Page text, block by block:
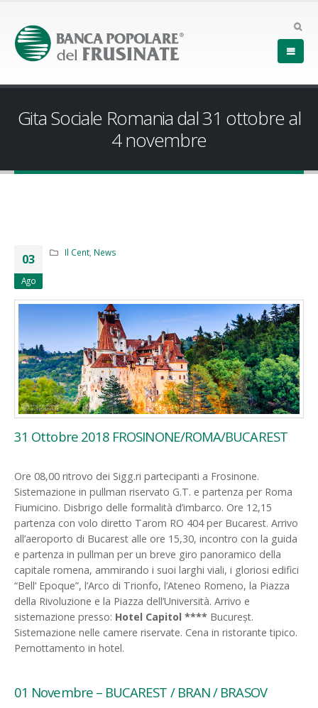
Gita Sociale Romania dal 31 ottobre al
4 novembre
03
Ago
Il Cent, News
31 Ottobre 2018 FROSINONE/ROMA/BUCAREST
Ore 08,00 ritrovo dei Sigg.ri partecipanti a Frosinone.
Sistemazione in pullman riservato G.T. e partenza per Roma
Fiumicino. Disbrigo delle formalità d’imbarco. Ore 12,15
partenza con volo diretto Tarom RO 404 per Bucarest. Arrivo
all’aeroporto di Bucarest alle ore 15,30, incontro con la guida
e partenza in pullman per un breve giro panoramico della
capitale romena, ammirando i suoi larghi viali, i gloriosi edifici
“Bell’ Epoque”, l’Arco di Trionfo, l’Ateneo Romeno, la Piazza
della Rivoluzione e la Piazza dell’Università. Arrivo e
sistemazione presso: Hotel Capitol **** Bucureșt.
Sistemazione nelle camere riservate. Cena in ristorante tipico.
Pernottamento in hotel.
01 Novembre – BUCAREST / BRAN / BRASOV